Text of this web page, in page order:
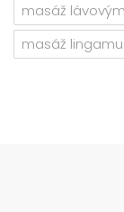
masáž
masáž lingamu